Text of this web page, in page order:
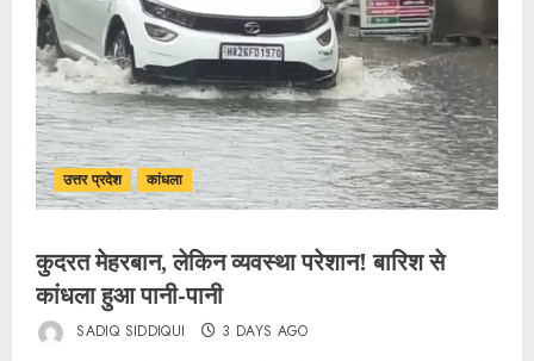
उत्तर प्रदेश कांधला
कुदरत मेहरबान, लेकिन व्यवस्था परेशान! बारिश से
कांधला हुआ पानी-पानी
SADIQ SIDDIQUI 3 DAYS AGO